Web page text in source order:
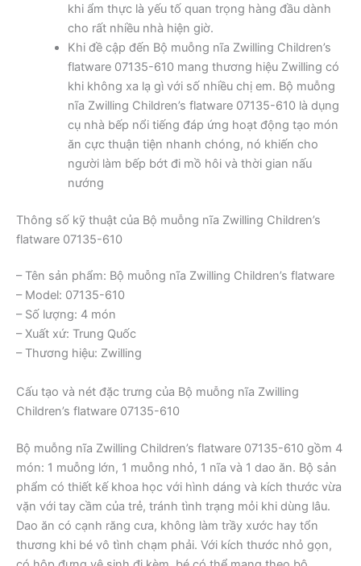
khi ẩm thực là yếu tố quan trọng hàng đầu dành
cho rất nhiều nhà hiện giờ.
Khi đề cập đến Bộ muỗng nĩa Zwilling Children’s
flatware 07135-610 mang thương hiệu Zwilling có
khi không xa lạ gì với số nhiều chị em. Bộ muỗng
nĩa Zwilling Children’s flatware 07135-610 là dụng
cụ nhà bếp nổi tiếng đáp ứng hoạt động tạo món
ăn cực thuận tiện nhanh chóng, nó khiến cho
người làm bếp bớt đi mồ hôi và thời gian nấu
nướng
Thông số kỹ thuật của Bộ muỗng nĩa Zwilling Children’s
flatware 07135-610
– Tên sản phẩm: Bộ muỗng nĩa Zwilling Children’s flatware
– Model: 07135-610
– Số lượng: 4 món
– Xuất xứ: Trung Quốc
– Thương hiệu: Zwilling
Cấu tạo và nét đặc trưng của Bộ muỗng nĩa Zwilling
Children’s flatware 07135-610
Bộ muỗng nĩa Zwilling Children’s flatware 07135-610 gồm 4
món: 1 muỗng lớn, 1 muỗng nhỏ, 1 nĩa và 1 dao ăn. Bộ sản
phẩm có thiết kế khoa học với hình dáng và kích thước vừa
vặn với tay cầm của trẻ, tránh tình trạng mỏi khi dùng lâu.
Dao ăn có cạnh răng cưa, không làm trầy xước hay tổn
thương khi bé vô tình chạm phải. Với kích thước nhỏ gọn,